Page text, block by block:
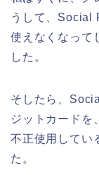
うして、Social
使えなくなって
した。
そしたら、
ジットカードを
不正使用してい
た。